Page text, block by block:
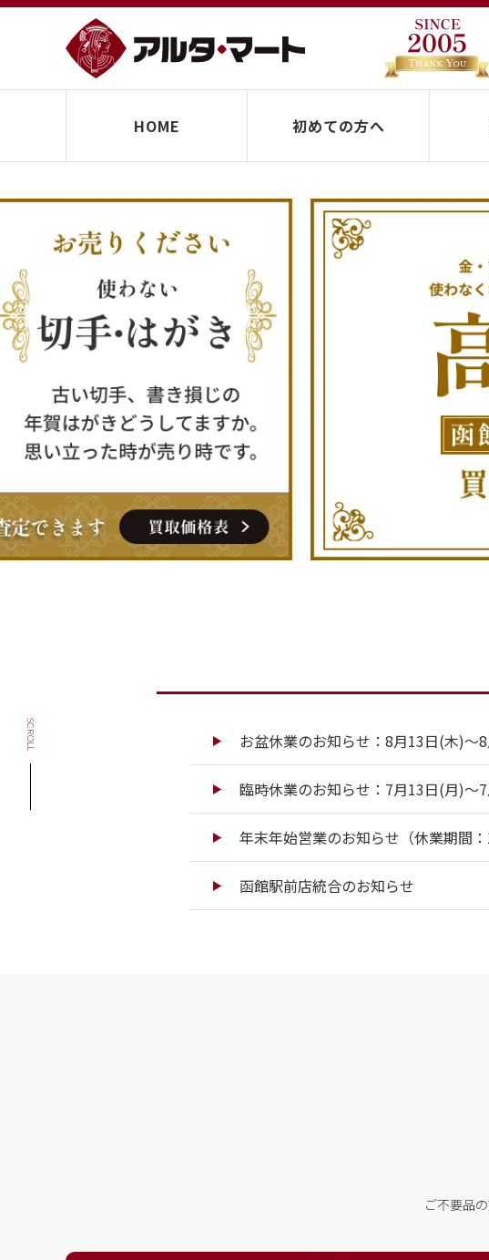
HOME 初めての方へ
SCROLL お盆休業のお知らせ：8月13日(木)～
臨時休業のお知らせ：7月13日(月)～
年末年始営業のお知らせ（休業期間：
函館駅前店統合のお知らせ
ご不要品